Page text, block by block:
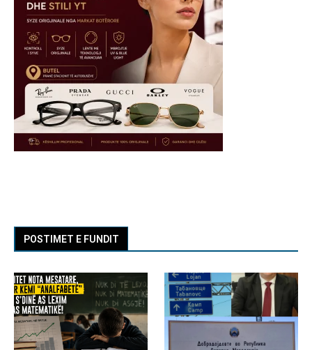
POSTIMET E FUNDIT